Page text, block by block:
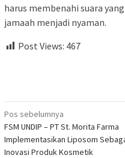
harus membenahi suara
jamaah menjadi nyaman.
Post Views: 467
Navigasi
pos
Pos sebelumnya
FSM UNDIP – PT St. Morita Farma
Implementasikan Liposom
Inovasi Produk Kosmetik